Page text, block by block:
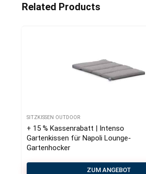
Related Products
SITZKISSEN OUTDOOR
+ 15 % Kassenrabatt | Intenso
Gartenkissen für Napoli Lounge-
Gartenhocker
ZUM ANGEBOT